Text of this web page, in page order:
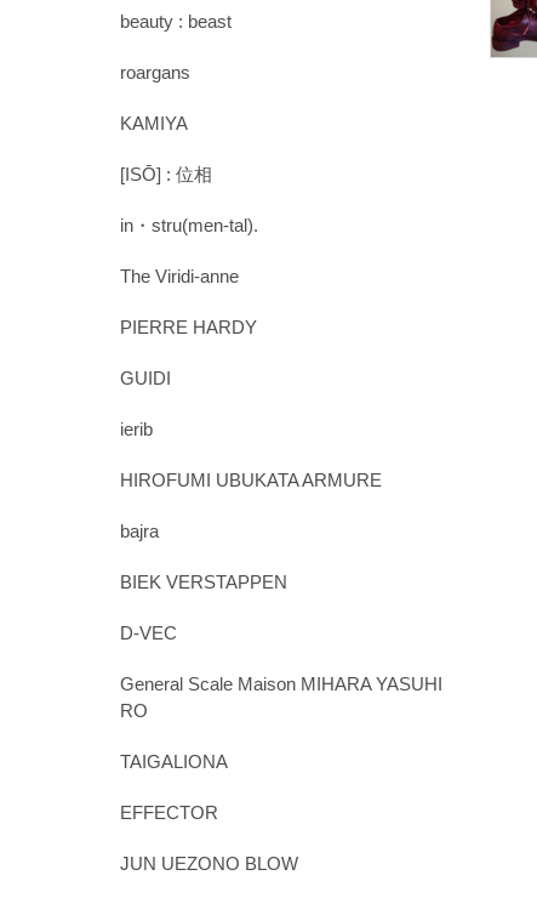
beauty : beast
roargans
KAMIYA
[ISŌ] : 位相
in・stru(men-tal).
The Viridi-anne
PIERRE HARDY
GUIDI
ierib
HIROFUMI UBUKATA ARMURE
bajra
BIEK VERSTAPPEN
D-VEC
General Scale Maison MIHARA YASUHI
RO
TAIGALIONA
EFFECTOR
JUN UEZONO BLOW